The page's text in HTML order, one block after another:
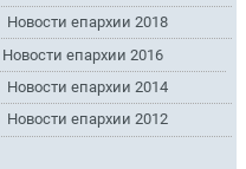
Новости епархии 2018
Новости епархии 2016
Новости епархии 2014
Новости епархии 2012